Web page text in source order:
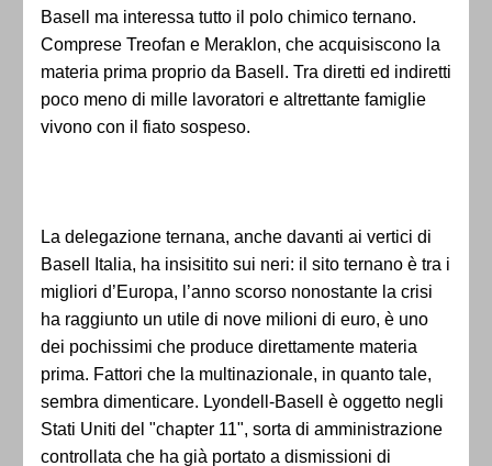
Basell ma interessa tutto il polo chimico ternano.
Comprese Treofan e Meraklon, che acquisiscono la
materia prima proprio da Basell. Tra diretti ed indiretti
poco meno di mille lavoratori e altrettante famiglie
vivono con il fiato sospeso.
La delegazione ternana, anche davanti ai vertici di
Basell Italia, ha insisitito sui neri: il sito ternano è tra i
migliori d’Europa, l’anno scorso nonostante la crisi
ha raggiunto un utile di nove milioni di euro, è uno
dei pochissimi che produce direttamente materia
prima. Fattori che la multinazionale, in quanto tale,
sembra dimenticare. Lyondell-Basell è oggetto negli
Stati Uniti del "chapter 11", sorta di amministrazione
controllata che ha già portato a dismissioni di